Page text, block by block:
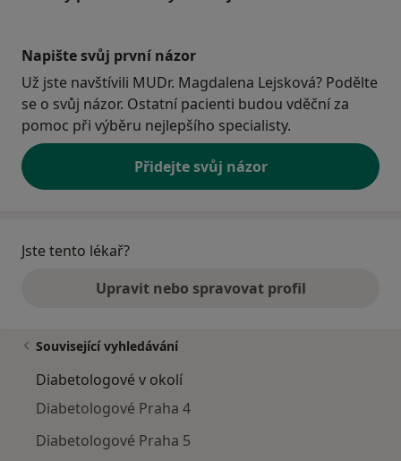
Napište svůj první názor
Už jste navštívili MUDr. Magdalena Lejsková? Podělte
se o svůj názor. Ostatní pacienti budou vděční za
pomoc při výběru nejlepšího specialisty.
Přidejte svůj názor
Jste tento lékař?
Upravit nebo spravovat profil
Související vyhledávání
Diabetologové v okolí
Diabetologové Praha 4
Diabetologové Praha 5